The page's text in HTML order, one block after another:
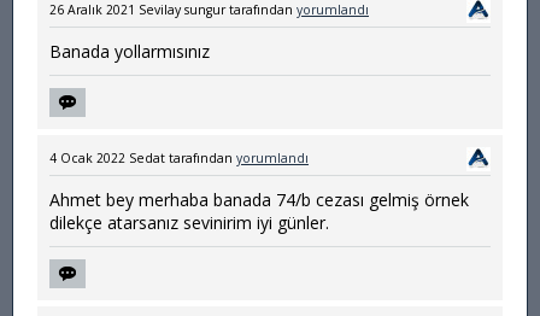
26 Aralık 2021 Sevilay sungur tarafından yorumlandı
Banada yollarmısınız
4 Ocak 2022 Sedat tarafından yorumlandı
Ahmet bey merhaba banada 74/b cezası gelmiş örnek
dilekçe atarsanız sevinirim iyi günler.